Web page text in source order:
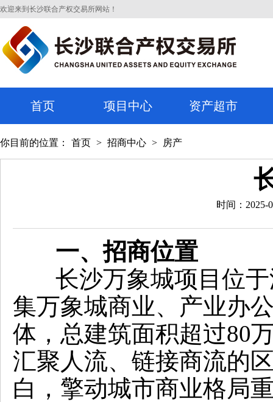
欢迎来到长沙联合产权交易所网站！
首页 项目中心 资产超市
你目前的位置： 首页 > 招商中心 > 房产
时间：
一、招商位置
长沙万象城项目位
集万象城商业、产业办
体，总建筑面积超过80
汇聚人流、链接商流的
白，擎动城市商业格局